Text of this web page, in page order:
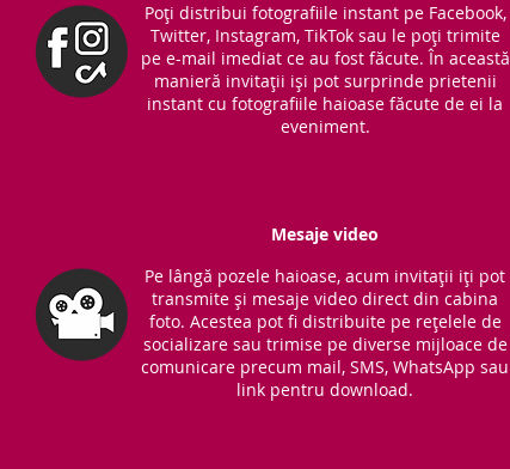
Poți distribui fotografiile instant pe Facebook,
Twitter, Instagram, TikTok sau le poți trimite
pe e-mail imediat ce au fost făcute. În această
manieră invitații iși pot surprinde prietenii
instant cu fotografiile haioase făcute de ei la
eveniment.
Mesaje video
Pe lângă pozele haioase, acum invitații iți pot
transmite și mesaje video direct din cabina
foto. Acestea pot fi distribuite pe rețelele de
socializare sau trimise pe diverse mijloace de
comunicare precum mail, SMS, WhatsApp sau
link pentru download.